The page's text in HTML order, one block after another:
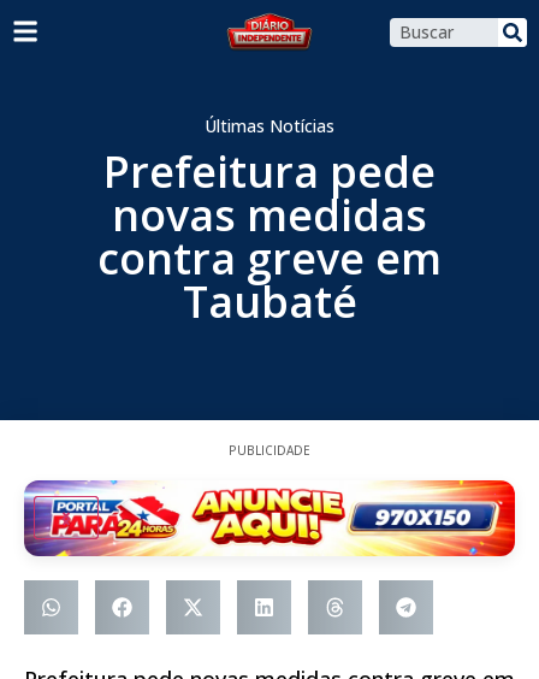
Últimas Notícias
Prefeitura pede
novas medidas
contra greve em
Taubaté
PUBLICIDADE